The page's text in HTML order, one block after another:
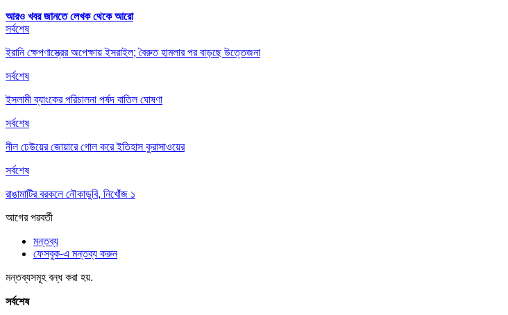
আরও খবর জানতে লেখক থেকে আরো
সর্বশেষ
ইরানি ক্ষেপণাস্ত্রের অপেক্ষায় ইসরাইল; বৈরুত হামলার পর বাড়ছে উত্তেজনা
সর্বশেষ
ইসলামী ব্যাংকের পরিচালনা পর্ষদ বাতিল ঘোষণা
সর্বশেষ
নীল ঢেউয়ের জোয়ারে গোল করে ইতিহাস কুরাসাওয়ের
সর্বশেষ
রাঙামাটির বরকলে নৌকাডুবি, নিখোঁজ ১
আগেরপরবর্তী
মন্তব্য
ফেসবুক-এ মন্তব্য করুন
মন্তব্যসমূহ বন্ধ করা হয়.
সর্বশেষ